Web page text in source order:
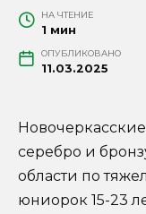
НА ЧТЕНИЕ
1 мин
ОПУБЛИКОВАНО
11.03.2025
серебро и
области по
юниорок 15-23